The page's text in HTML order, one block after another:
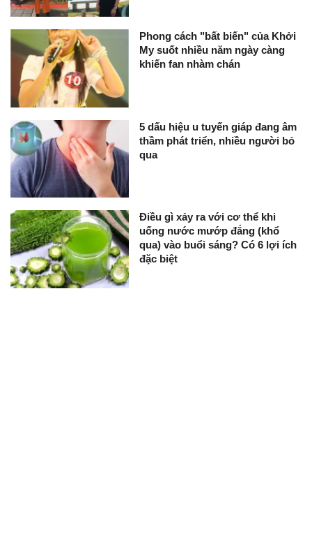
Phong cách "bất biến" của Khởi
My suốt nhiều năm ngày càng
khiến fan nhàm chán
5 dấu hiệu u tuyến giáp đang âm
thầm phát triển, nhiều người bỏ
qua
Điều gì xảy ra với cơ thể khi
uống nước mướp đắng (khổ
qua) vào buổi sáng? Có 6 lợi ích
đặc biệt